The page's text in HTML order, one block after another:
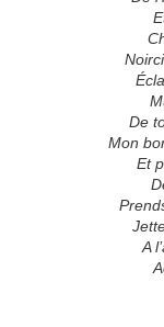
De
Mon
Et
A